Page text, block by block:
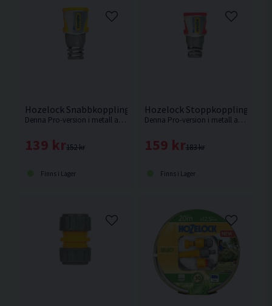
Hozelock Snabbkoppling Pro 12,5mm
Denna Pro-version i metall av Hozelock:s snabbkoppling har extra stöd vid anslutningen mot vattenslangen.
152 kr
139 kr
Finns i Lager
Hozelock Stoppkoppling Pro
Denna Pro-version i metall av Hozelock:s stoppkoppling har extra stöd vid anslutningen mot vattenslangen.
183 kr
159 kr
Finns i Lager